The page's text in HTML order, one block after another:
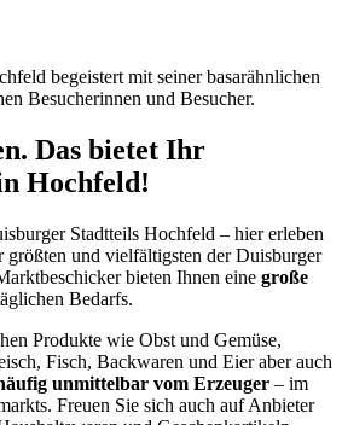
begeistert mit seiner basarähnlichen
Besucherinnen und Besucher.
Das bietet Ihr
Hochfeld!
Stadtteils Hochfeld – hier erleben
größten und vielfältigsten der Duisburger
bieten Ihnen eine große
Bedarfs.
Produkte wie Obst und Gemüse,
Fisch, Backwaren und Eier aber auch
unmittelbar vom Erzeuger – im
Freuen Sie sich auch auf Anbieter